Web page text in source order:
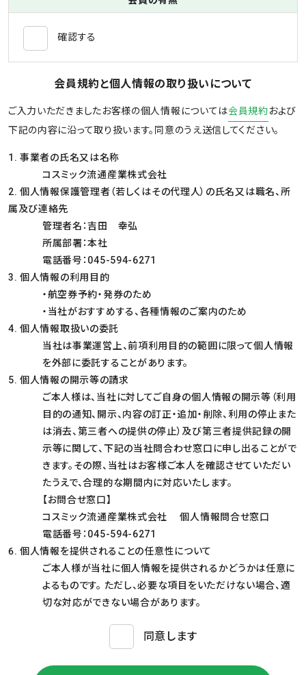
確認する
会員規約と個人情報の取り扱いについて
ご入力いただきましたお客様の個人情報については会員規約および
下記の内容に沿って取り扱います。同意のうえ送信してください。
事業者の氏名又は名称
コスミック流通産業株式会社
個人情報保護管理者（若しくはその代理人）の氏名又は職名、所
属及び連絡先
管理者名：吉田 幸弘
所属部署：本社
電話番号：045-594-6271
個人情報の利用目的
・航空券予約・発券のため
・当社がおすすめする、各種情報のご案内のため
個人情報取扱いの委託
当社は事業運営上、前項利用目的の範囲に限って個人情報
を外部に委託することがあります。
個人情報の開示等の請求
ご本人様は、当社に対してご自身の個人情報の開示等（利用
目的の通知、開示、内容の訂正・追加・削除、利用の停止また
は消去、第三者への提供の停止）及び第三者提供記録の開
示等に関して、下記の当社問合わせ窓口に申し出ることがで
きます。その際、当社はお客様ご本人を確認させていただい
たうえで、合理的な期間内に対応いたします。
【お問合せ窓口】
コスミック流通産業株式会社 個人情報問合せ窓口
電話番号：045-594-6271
個人情報を提供されることの任意性について
ご本人様が当社に個人情報を提供されるかどうかは任意に
よるものです。 ただし、必要な項目をいただけない場合、適
切な対応ができない場合があります。
同意します